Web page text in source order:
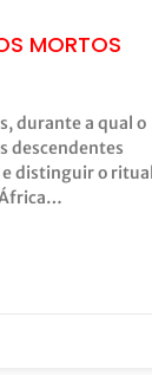
MORTOS
durante a qual o
descendentes
distinguir o ritual
África…